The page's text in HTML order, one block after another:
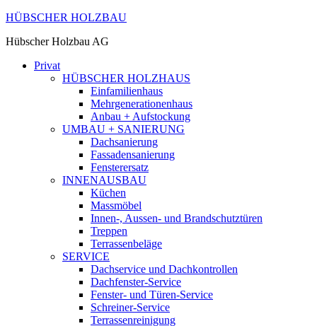
HÜBSCHER HOLZBAU
Hübscher Holzbau AG
Privat
HÜBSCHER HOLZHAUS
Einfamilienhaus
Mehrgenerationenhaus
Anbau + Aufstockung
UMBAU + SANIERUNG
Dachsanierung
Fassadensanierung
Fensterersatz
INNENAUSBAU
Küchen
Massmöbel
Innen-, Aussen- und Brandschutztüren
Treppen
Terrassenbeläge
SERVICE
Dachservice und Dachkontrollen
Dachfenster-Service
Fenster- und Türen-Service
Schreiner-Service
Terrassenreinigung